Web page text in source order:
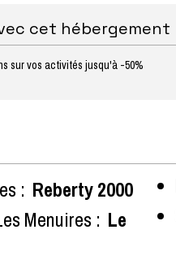
cet hébergement
sur vos activités jusqu'à -50%
: Reberty 2000
Menuires : Le